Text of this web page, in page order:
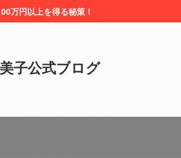
万円以上を得る秘策！
子公式ブログ